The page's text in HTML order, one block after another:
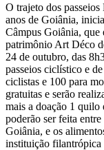
O trajeto dos
anos de Goiânia,
Câmpus Goiânia,
patrimônio Art Déco
24 de outubro, das
passeios ciclístico e
ciclistas e 100 para
gratuitas e serão
mais a doação 1 quilo
poderão ser feita
Goiânia, e os
instituição filantrópica